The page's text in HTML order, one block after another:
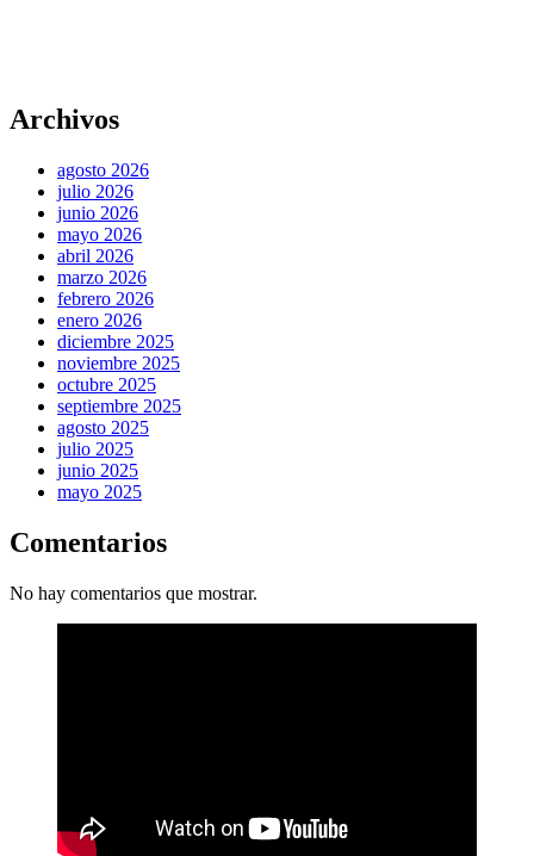
Archivos
agosto 2026
julio 2026
junio 2026
mayo 2026
abril 2026
marzo 2026
febrero 2026
enero 2026
diciembre 2025
noviembre 2025
octubre 2025
septiembre 2025
agosto 2025
julio 2025
junio 2025
mayo 2025
Comentarios
No hay comentarios que mostrar.